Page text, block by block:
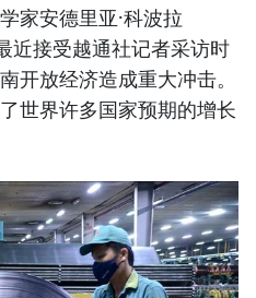
家安德里亚·科波拉
近接受越通社记者采访时
开放经济造成重大冲击。
世界许多国家预期的增长